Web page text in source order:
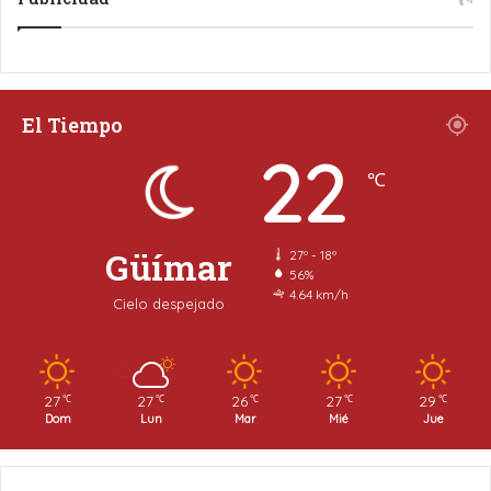
El Tiempo
Güímar
Cielo despejado
22 ℃
27º - 18º
56%
4.64 km/h
27 ℃
Dom
27 ℃
Lun
26 ℃
Mar
27 ℃
Mié
29 ℃
Jue